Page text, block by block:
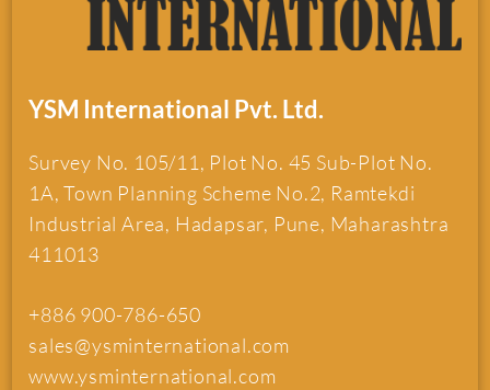
YSM International Pvt. Ltd.
Survey No. 105/11, Plot No. 45 Sub-Plot No.
1A, Town Planning Scheme No.2, Ramtekdi
Industrial Area, Hadapsar, Pune, Maharashtra
411013
+886 900-786-650
sales@ysminternational.com
www.ysminternational.com